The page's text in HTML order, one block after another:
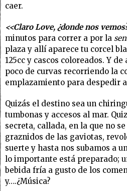
caer.
<<Claro Love, ¿donde nos
minutos para correr a por la
plaza y allí aparece tu corcel
125cc y cascos coloreados. Y
poco de curvas recorriendo la
emplazamiento para despedir
Quizás el destino sea un
tumbonas y accesos al mar.
secreta, callada, en la que no
graznidos de las gaviotas,
suerte y hasta nos subamos a
lo importante está preparado;
bebida fría a gusto de los
y….¿Música?